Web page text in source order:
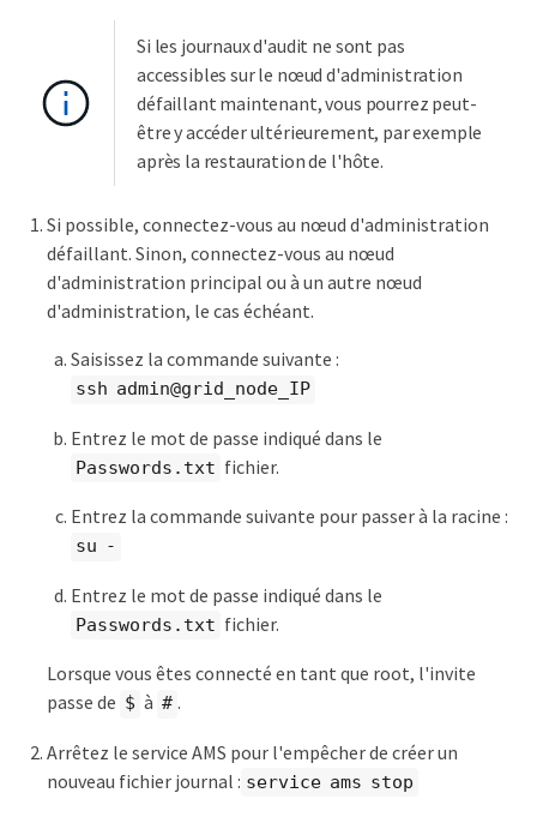
Si les journaux d'audit ne sont pas
accessibles sur le nœud d'administration
défaillant maintenant, vous pourrez peut-
être y accéder ultérieurement, par exemple
après la restauration de l'hôte.
Si possible, connectez-vous au nœud d'administration
défaillant. Sinon, connectez-vous au nœud
d'administration principal ou à un autre nœud
d'administration, le cas échéant.
Saisissez la commande suivante :
ssh admin@grid_node_IP
Entrez le mot de passe indiqué dans le
Passwords.txt fichier.
Entrez la commande suivante pour passer à la racine :
su -
Entrez le mot de passe indiqué dans le
Passwords.txt fichier.
Lorsque vous êtes connecté en tant que root, l'invite
passe de $ à # .
Arrêtez le service AMS pour l'empêcher de créer un
nouveau fichier journal : service ams stop